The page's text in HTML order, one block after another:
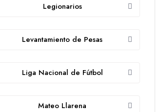
Legionarios
Levantamiento de Pesas
Liga Nacional de Fútbol
Mateo Llarena